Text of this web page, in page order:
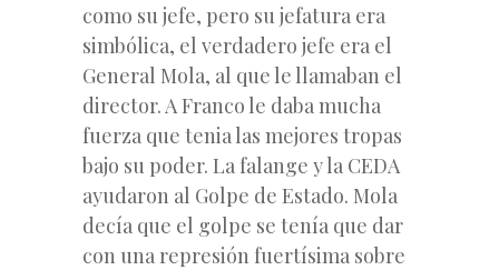
como su jefe, pero su jefatura era
simbólica, el verdadero jefe era el
General Mola, al que le llamaban el
director. A Franco le daba mucha
fuerza que tenia las mejores tropas
bajo su poder. La falange y la CEDA
ayudaron al Golpe de Estado. Mola
decía que el golpe se tenía que dar
con una represión fuertísima sobre